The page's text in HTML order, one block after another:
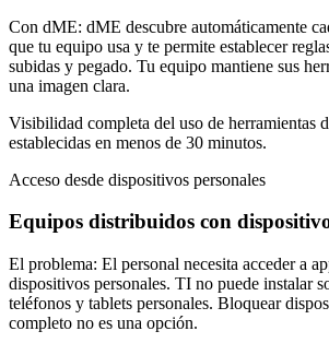
Con dME: dME descubre automáticamente
que tu equipo usa y te permite establecer
subidas y pegado. Tu equipo mantiene sus
una imagen clara.
Visibilidad completa del uso de herramientas
establecidas en menos de 30 minutos.
Acceso desde dispositivos personales
Equipos distribuidos con
El problema: El personal necesita acceder a
dispositivos personales. TI no puede instalar
teléfonos y tablets personales. Bloquear
completo no es una opción.